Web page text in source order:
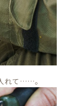
れて……。